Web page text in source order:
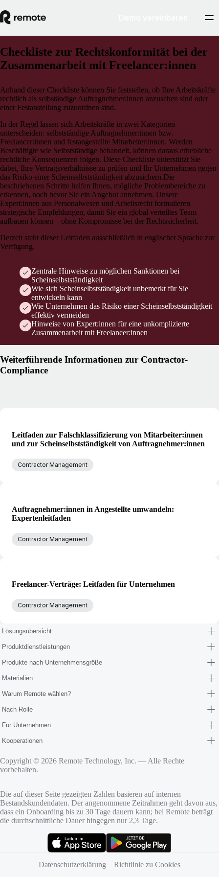
Checkliste zur Rechtskonformität bei der
Zusammenarbeit mit Freelancer:innen
Anhand dieser Checkliste können Sie feststellen, ob Ihre Arbeitskräfte
rechtlich als selbständige Auftragnehmer:innen anzusehen sind oder
einer Festanstellung zuzuordnen sind.
In der Regel lassen sich Arbeitskräfte in zwei Kategorien
unterscheiden: selbstständige Auftragnehmer:innen bzw.
Freelancer:innen und festangestellte Mitarbeiter:innen. Werden
Beschäftigte wie Selbstständige behandelt, können daraus erhebliche
rechtliche Konsequenzen folgen. Diese Checkliste unterstützt Sie
dabei, Ihre Vertragsverhältnisse zu prüfen und Ihr Unternehmen gegen
das Risiko einer Scheinselbstständigkeit abzusichern.Die
beschriebenen Schritte helfen Ihnen, mögliche Problembereiche zu
erkennen, noch bevor Sie ein Angebot annehmen. Unsere
Expert:innen aus Personalwesen und Arbeitsrecht formulieren
strategische Empfehlungen, damit Sie ein global verteiltes Team
aufbauen können – ohne Kompromisse bei der Rechtssicherheit.
Derzeit steht dieser Leitfaden ausschließlich in englischer Sprache zur
Verfügung.
Zentrale Hinweise zu möglichen Sanktionen bei
Scheinselbstständigkeit
Wie sich Scheinselbstständigkeit unbemerkt für Sie
entwickeln kann
Wie Unternehmen das Risiko einer Scheinselbstständigkeit
effektiv vermeiden
Hinweise von Expert:innen für eine unkomplizierte
Zusammenarbeit mit Freelancer:innen
Weiterführende Informationen zur Contractor-
Compliance
Leitfaden zur Falschklassifizierung von Mitarbeiter:innen
und zur Scheinselbstständigkeit von Auftragnehmer:innen
Contractor Management
Auftragnehmer:innen in Angestellte umwandeln:
Expertenleitfaden
Contractor Management
Freelancer-Verträge: Leitfaden für Unternehmen
Contractor Management
Lösungsübersicht
Produktdienstleistungen
Produkte nach Unternehmensgröße
Materialien
Warum Remote wählen?
Nach Rolle
Für Unternehmen
Kooperationen
Copyright © 2026 Remote Technology, Inc. — Alle Rechte
vorbehalten.
Die auf dieser Seite gezeigten Zahlen basieren auf internen
Bestandskundendaten. Der angenommene Zeitrahmen geht davon aus,
dass ein Onboarding bis zu 30 Tage dauern kann; bei Remote beträgt
die durchschnittliche Dauer hingegen nur 2,3 Tage.
Datenschutzerklärung
Richtlinie zu Cookies